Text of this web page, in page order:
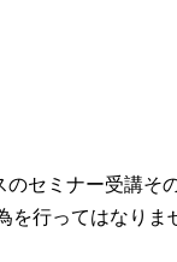
のセミナー受講そ
を行ってはなりま